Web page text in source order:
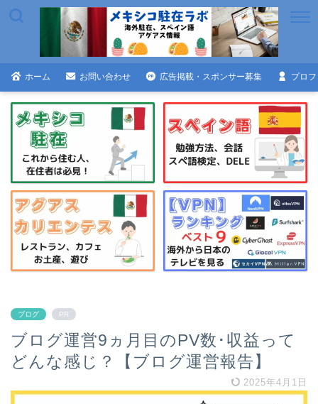
ホーム お問い合わせ 広告掲載・スポンサー募集 プロ
ブログ PR
ブログ運営9ヵ月目のPV数･収益って
どんな感じ？【ブログ運営報告】
2025年4月1日